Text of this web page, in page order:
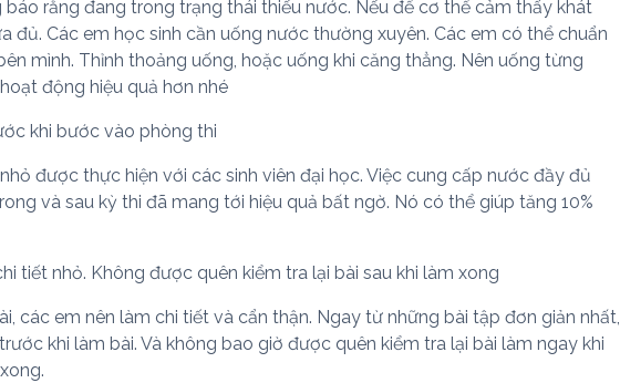
rằng đang trong trạng thái thiếu nước. Nếu để cơ thể cảm thấy khát
đủ. Các em học sinh cần uống nước thường xuyên. Các em có thể chuẩn
mình. Thỉnh thoảng uống, hoặc uống khi căng thẳng. Nên uống từng
động hiệu quả hơn nhé
khi bước vào phòng thi
được thực hiện với các sinh viên đại học. Việc cung cấp nước đầy đủ
và sau kỳ thi đã mang tới hiệu quả bất ngờ. Nó có thể giúp tăng 10%
tiết nhỏ. Không được quên kiểm tra lại bài sau khi làm xong
các em nên làm chi tiết và cẩn thận. Ngay từ những bài tập đơn giản nhất,
khi làm bài. Và không bao giờ được quên kiểm tra lại bài làm ngay khi